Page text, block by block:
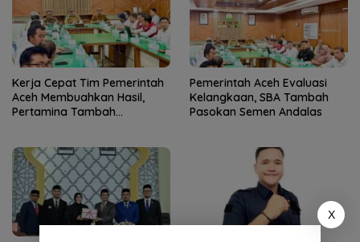
Kerja Cepat Tim Pemerintah
Aceh Membuahkan Hasil,
Pertamina Tambah
Pemerintah Aceh Evaluasi
Kelangkaan, SBA Tambah
Pasokan Semen Andalas
X